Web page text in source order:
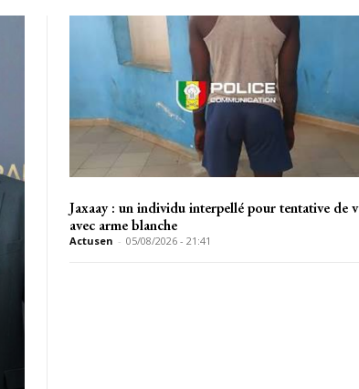
Jaxaay : un individu interpellé pour tentative de
avec arme blanche
Actusen - 05/08/2026 - 21:41